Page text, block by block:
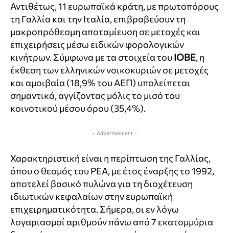
Αντιθέτως, 11 ευρωπαϊκά κράτη, με πρωτοπόρους
τη Γαλλία και την Ιταλία, επιβραβεύουν τη
μακροπρόθεσμη αποταμίευση σε μετοχές και
επιχειρήσεις μέσω ειδικών φορολογικών
κινήτρων. Σύμφωνα με τα στοιχεία τουΙΟΒΕ, η
έκθεση των ελληνικών νοικοκυριών σε μετοχές
και αμοιβαία (18,9% του ΑΕΠ) υπολείπεται
σημαντικά, αγγίζοντας μόλις το μισό του
κοινοτικού μέσου όρου (35,4%).
- Advertisement -
Χαρακτηριστική είναι η περίπτωση της Γαλλίας,
όπου ο θεσμός του PEA, με έτος έναρξης το 1992,
αποτελεί βασικό πυλώνα για τη διοχέτευση
ιδιωτικών κεφαλαίων στην ευρωπαϊκή
επιχειρηματικότητα. Σήμερα, οι εν λόγω
λογαριασμοί αριθμούν πάνω από 7 εκατομμύρια